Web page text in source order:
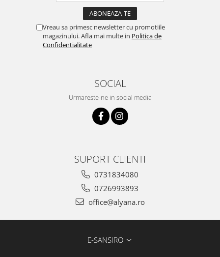
Vreau sa primesc newsletter cu promotiile
magazinului. Afla mai multe in Politica de
Confidentialitate
SOCIAL
Urmareste-ne in social media
SUPORT CLIENTI
0731834080
0726993893
office@alyana.ro
E-SANSIRO